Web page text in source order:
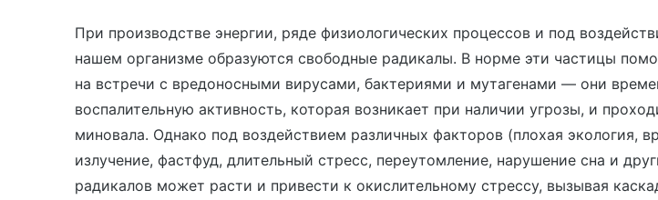
При производстве энергии, ряде физиологических процессов и под
нашем организме образуются свободные радикалы. В норме эти частицы
на встречи с вредоносными вирусами, бактериями и мутагенами — они
воспалительную активность, которая возникает при наличии угрозы, и
миновала. Однако под воздействием различных факторов (плохая экология,
излучение, фастфуд, длительный стресс, переутомление, нарушение сна и
радикалов может расти и привести к окислительному стрессу, вызывая